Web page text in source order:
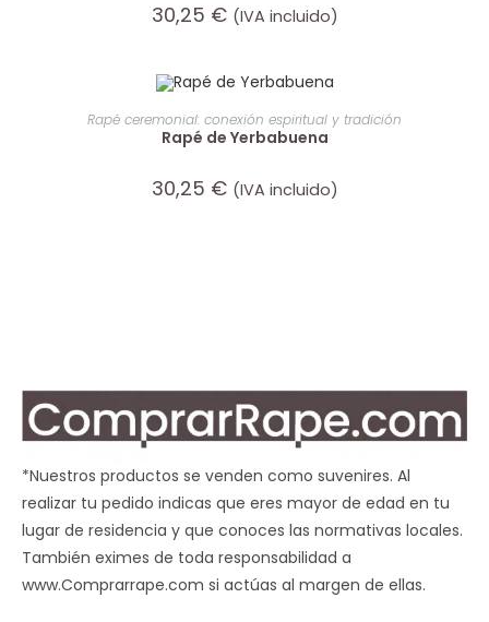
30,25 € (IVA incluido)
AÑADIR AL CARRITO
Rapé ceremonial: conexión espiritual y tradición
Rapé de Yerbabuena
30,25 € (IVA incluido)
*Nuestros productos se venden como suvenires. Al
realizar tu pedido indicas que eres mayor de edad en tu
lugar de residencia y que conoces las normativas locales.
También eximes de toda responsabilidad a
www.Comprarrape.com si actúas al margen de ellas.